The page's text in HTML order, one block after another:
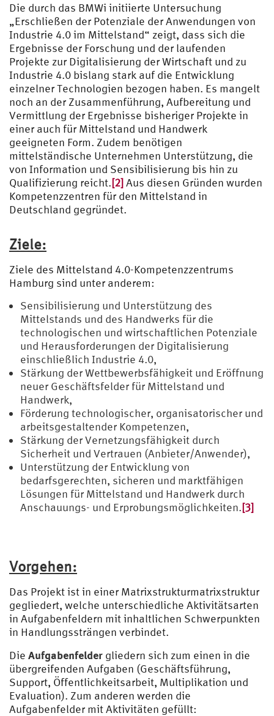
Die durch das BMWi initiierte Untersuchung
„Erschließen der Potenziale der Anwendungen von
Industrie 4.0 im Mittelstand“ zeigt, dass sich die
Ergebnisse der Forschung und der laufenden
Projekte zur Digitalisierung der Wirtschaft und zu
Industrie 4.0 bislang stark auf die Entwicklung
einzelner Technologien bezogen haben. Es mangelt
noch an der Zusammenführung, Aufbereitung und
Vermittlung der Ergebnisse bisheriger Projekte in
einer auch für Mittelstand und Handwerk
geeigneten Form. Zudem benötigen
mittelständische Unternehmen Unterstützung, die
von Information und Sensibilisierung bis hin zu
Qualifizierung reicht.[2]Aus diesen Gründen wurden
Kompetenzzentren für den Mittelstand in
Deutschland gegründet.
Ziele:
Ziele des Mittelstand 4.0-Kompetenzzentrums
Hamburg sind unter anderem:
Sensibilisierung und Unterstützung des
Mittelstands und des Handwerks für die
technologischen und wirtschaftlichen Potenziale
und Herausforderungen der Digitalisierung
einschließlich Industrie 4.0,
Stärkung der Wettbewerbsfähigkeit und Eröffnung
neuer Geschäftsfelder für Mittelstand und
Handwerk,
Förderung technologischer, organisatorischer und
arbeitsgestaltender Kompetenzen,
Stärkung der Vernetzungsfähigkeit durch
Sicherheit und Vertrauen (Anbieter/Anwender),
Unterstützung der Entwicklung von
bedarfsgerechten, sicheren und marktfähigen
Lösungen für Mittelstand und Handwerk durch
Anschauungs- und Erprobungsmöglichkeiten.[3]
Vorgehen:
Das Projekt ist in einer Matrixstrukturmatrixstruktur
gegliedert, welche unterschiedliche Aktivitätsarten
in Aufgabenfeldern mit inhaltlichen Schwerpunkten
in Handlungssträngen verbindet.
Die Aufgabenfelder gliedern sich zum einen in die
übergreifenden Aufgaben (Geschäftsführung,
Support, Öffentlichkeitsarbeit, Multiplikation und
Evaluation). Zum anderen werden die
Aufgabenfelder mit Aktivitäten gefüllt: